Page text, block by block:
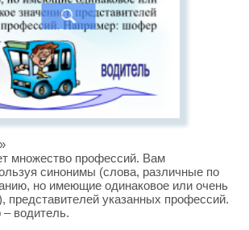
множество профессий. Вам
синонимы (слова, различные по
но имеющие одинаковое или очень
представителей указанных профессий.
водитель.